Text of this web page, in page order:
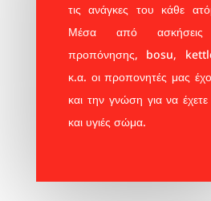
τις ανάγκες του κάθε
Μέσα από ασκήσεις
προπόνησης, bosu,
κ.α. οι προπονητές μας
και την γνώση για να έχετε
και υγιές σώμα.